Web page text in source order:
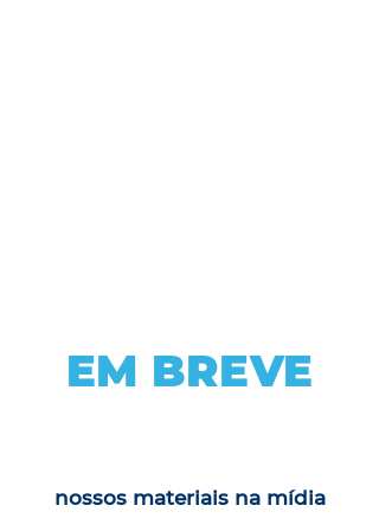
EM BREVE
nossos materiais na mídia